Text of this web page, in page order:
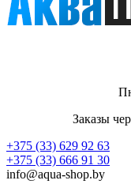
Заказы
+375 (33) 629 92 63
+375 (33) 666 91 30
info@aqua-shop.by